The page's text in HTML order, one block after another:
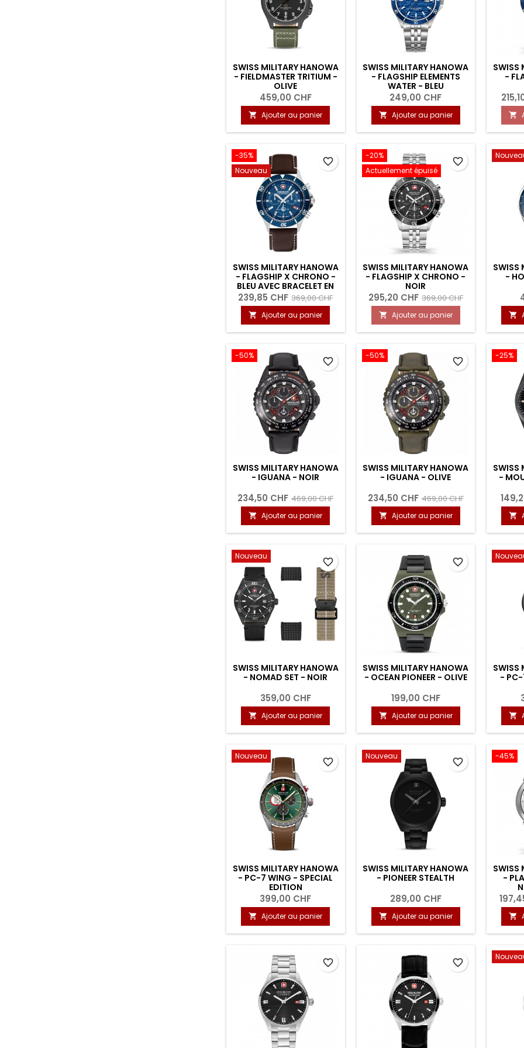
SWISS MILITARY HANOWA
- FIELDMASTER TRITIUM -
OLIVE
459,00 CHF
 Ajouter au panier
SWISS MILITARY HANOWA
- FLAGSHIP ELEMENTS
WATER - BLEU
249,00 CHF
 Ajouter au panier
SWISS
-

-35%
Nouveau
SWISS MILITARY HANOWA
- FLAGSHIP X CHRONO -
BLEU AVEC BRACELET EN
CUIR
239,85 CHF 369,00 CHF
 Ajouter au panier
favorite_border
-20%
Actuellement épuisé
SWISS MILITARY HANOWA
- FLAGSHIP X CHRONO -
NOIR
295,20 CHF 369,00 CHF
 Ajouter au panier
favorite_border
SWISS
-

-50%
SWISS MILITARY HANOWA
- IGUANA - NOIR
234,50 CHF 469,00 CHF
 Ajouter au panier
favorite_border
-50%
SWISS MILITARY HANOWA
- IGUANA - OLIVE
234,50 CHF 469,00 CHF
 Ajouter au panier
favorite_border
-25%
SWISS
-

Nouveau
SWISS MILITARY HANOWA
- NOMAD SET - NOIR
359,00 CHF
 Ajouter au panier
favorite_border
SWISS MILITARY HANOWA
- OCEAN PIONEER - OLIVE
199,00 CHF
 Ajouter au panier
favorite_border
SWISS
- PC-

Nouveau
SWISS MILITARY HANOWA
- PC-7 WING - SPECIAL
EDITION
399,00 CHF
 Ajouter au panier
favorite_border
Nouveau
SWISS MILITARY HANOWA
- PIONEER STEALTH
289,00 CHF
 Ajouter au panier
favorite_border
-45%
SWISS
-

favorite_border favorite_border